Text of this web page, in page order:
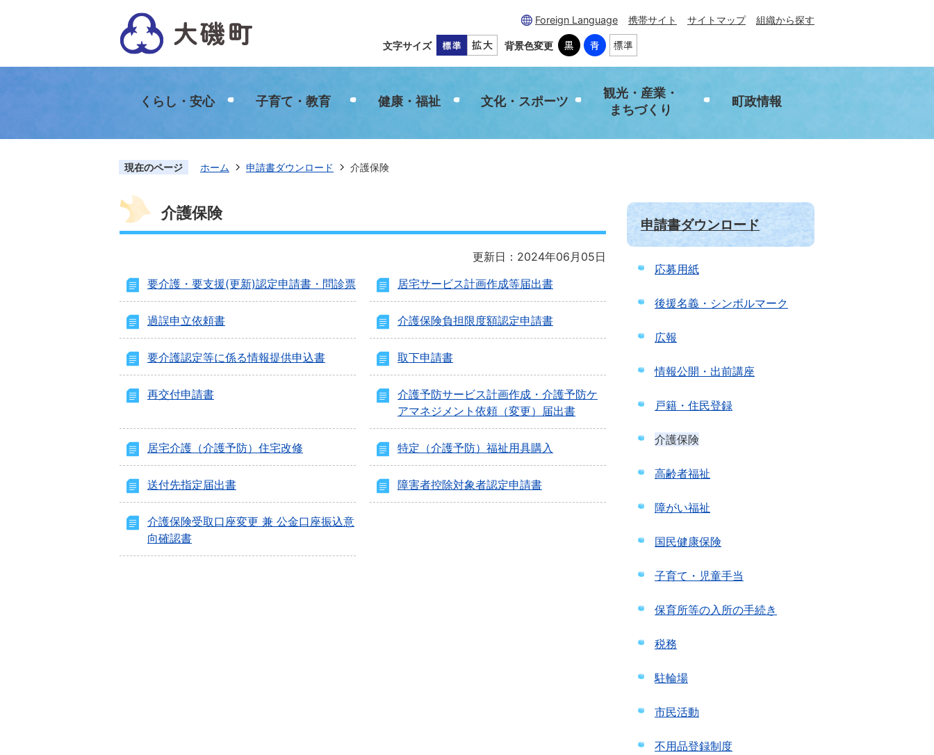
Foreign Language 携帯サイト サイトマップ 組織から探す
文字サイズ 背景色変更
くらし・安心 子育て・教育 健康・福祉 文化・スポーツ
観光・産業・
まちづくり
町政情報
現在のページ ホーム 申請書ダウンロード 介護保険
介護保険
更新日：2024年06月05日
要介護・要支援(更新)認定申請書・問診票
居宅サービス計画作成等届出書
過誤申立依頼書 介護保険負担限度額認定申請書
要介護認定等に係る情報提供申込書 取下申請書
再交付申請書
介護予防サービス計画作成・介護予防ケ
アマネジメント依頼（変更）届出書
居宅介護（介護予防）住宅改修 特定（介護予防）福祉用具購入
送付先指定届出書 障害者控除対象者認定申請書
介護保険受取口座変更 兼 公金口座振込意
向確認書
申請書ダウンロード
応募用紙
後援名義・シンボルマーク
広報
情報公開・出前講座
戸籍・住民登録
介護保険
高齢者福祉
障がい福祉
国民健康保険
子育て・児童手当
保育所等の入所の手続き
税務
駐輪場
市民活動
不用品登録制度